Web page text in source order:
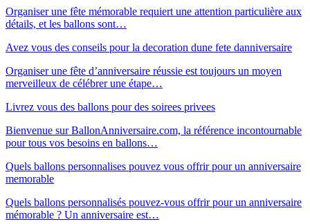
Organiser une fête mémorable requiert une attention particulière aux
détails, et les ballons sont…
Avez vous des conseils pour la decoration dune fete danniversaire
Organiser une fête d’anniversaire réussie est toujours un moyen
merveilleux de célébrer une étape…
Livrez vous des ballons pour des soirees privees
Bienvenue sur BallonAnniversaire.com, la référence incontournable
pour tous vos besoins en ballons…
Quels ballons personnalises pouvez vous offrir pour un anniversaire
memorable
Quels ballons personnalisés pouvez-vous offrir pour un anniversaire
mémorable ? Un anniversaire est…